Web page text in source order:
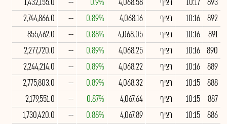
892
10:16 רציף 4,068.16
0.89%
--
2,744,866.0
891
10:16 רציף 4,068.05
0.88%
--
855,462.0
890
10:16 רציף 4,068.25
0.89%
--
2,277,720.0
889
10:16 רציף 4,068.22
0.89%
--
2,244,214.0
888
10:15 רציף 4,068.32
0.89%
--
2,775,803.0
887
10:15 רציף 4,067.64
0.87%
--
2,179,551.0
886
10:15 רציף 4,067.89
0.88%
--
1,730,420.0